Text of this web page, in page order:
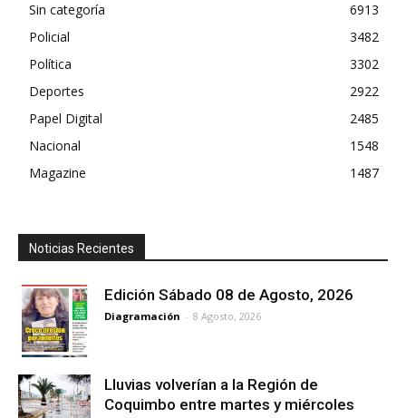
Sin categoría
6913
Policial
3482
Política
3302
Deportes
2922
Papel Digital
2485
Nacional
1548
Magazine
1487
Noticias Recientes
Edición Sábado 08 de Agosto, 2026
Diagramación - 8 Agosto, 2026
Lluvias volverían a la Región de
Coquimbo entre martes y miércoles